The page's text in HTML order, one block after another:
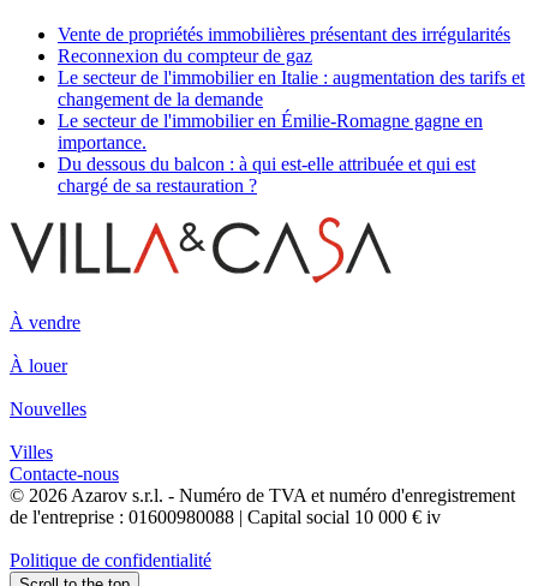
Vente de propriétés immobilières présentant des irrégularités
Reconnexion du compteur de gaz
Le secteur de l'immobilier en Italie : augmentation des tarifs et
changement de la demande
Le secteur de l'immobilier en Émilie-Romagne gagne en
importance.
Du dessous du balcon : à qui est-elle attribuée et qui est
chargé de sa restauration ?
À vendre
À louer
Nouvelles
Villes
Contacte-nous
© 2026 Azarov s.r.l. - Numéro de TVA et numéro d'enregistrement
de l'entreprise : 01600980088 | Capital social 10 000 € iv
Politique de confidentialité